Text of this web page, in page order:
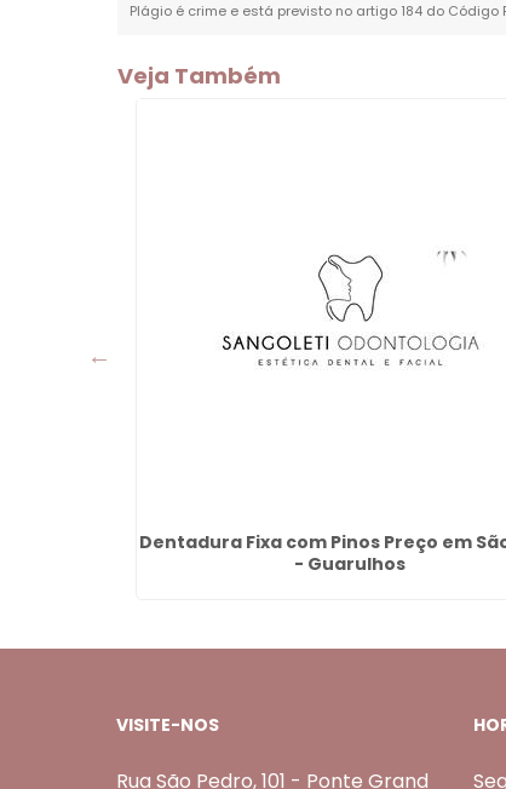
Plágio é crime e está previsto no artigo 184 do Código
Veja Também
Dentadura Fixa com Pinos Preço em
- Guarulhos
VISITE-NOS
Rua São Pedro, 101 - Ponte Grand